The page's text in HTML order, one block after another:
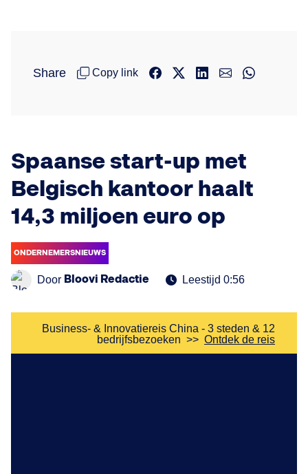
Share Copy link
Spaanse start-up met
Belgisch kantoor haalt
14,3 miljoen euro op
ONDERNEMERSNIEUWS
Door Bloovi Redactie Leestijd 0:56
Business- & Innovatiereis China - 3 steden & 12
bedrijfsbezoeken >> Ontdek de reis